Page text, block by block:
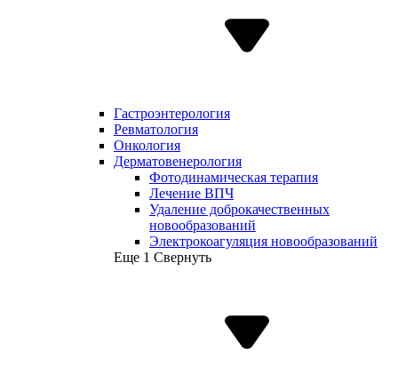
Гастроэнтерология
Ревматология
Онкология
Дерматовенерология
Фотодинамическая терапия
Лечение ВПЧ
Удаление доброкачественных
новообразований
Электрокоагуляция новообразований
Еще 1 Свернуть